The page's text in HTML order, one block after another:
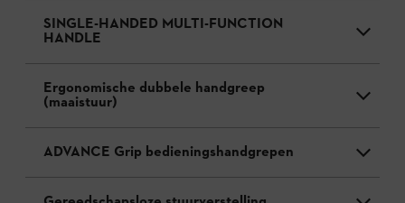
SINGLE-HANDED MULTI-FUNCTION
HANDLE
Ergonomische dubbele handgreep
(maaistuur)
ADVANCE Grip bedieningshandgrepen